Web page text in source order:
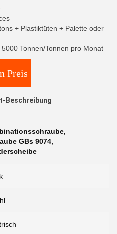
+ Plastiktüten + Palette oder
Tonnen/Tonnen pro Monat
Preis
Beschreibung
,
GBs 9074,